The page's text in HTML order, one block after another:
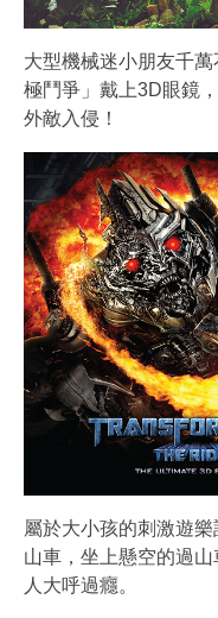
大型機械迷小朋友千
極鬥爭」戴上3D眼鏡
外敵入侵！
屬於大小孩的刺激遊
山車，坐上懸空的過
人大呼過癮。